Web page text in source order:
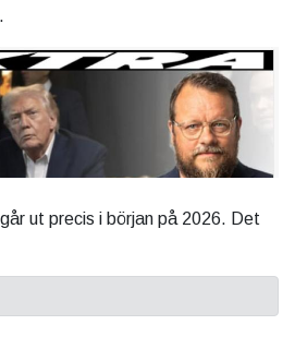
ut precis i början på 2026. Det